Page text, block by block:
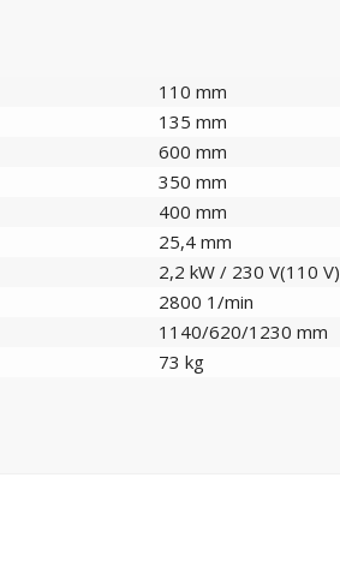
110 mm
135 mm
600 mm
350 mm
400 mm
25,4 mm
2,2 kW / 230 V(110 V)
2800 1/min
1140/620/1230 mm
73 kg